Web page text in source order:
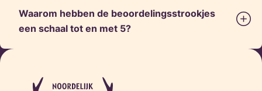
Waarom hebben de beoordelingsstrookjes
een schaal tot en met 5?